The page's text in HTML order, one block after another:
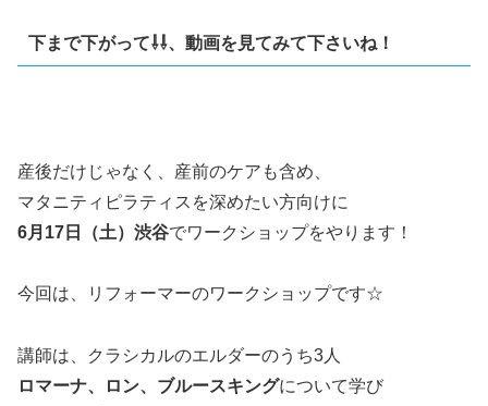
下まで下がって⇩⇩、動画を見てみて下さいね！
産後だけじゃなく、産前のケアも含め、
マタニティピラティスを深めたい方向けに
6月17日（土）渋谷でワークショップをやります！
今回は、リフォーマーのワークショップです☆
講師は、クラシカルのエルダーのうち3人
ロマーナ、ロン、ブルースキングについて学び